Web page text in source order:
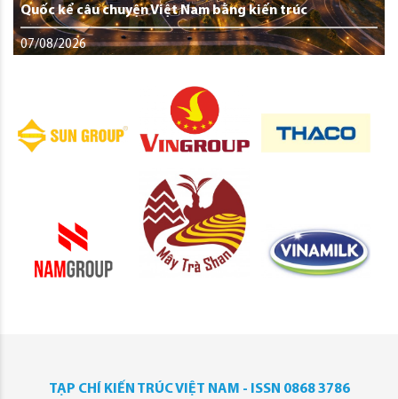
Quốc kể câu chuyện Việt Nam bằng kiến trúc
07/08/2026
TẠP CHÍ KIẾN TRÚC VIỆT NAM - ISSN 0868 3786